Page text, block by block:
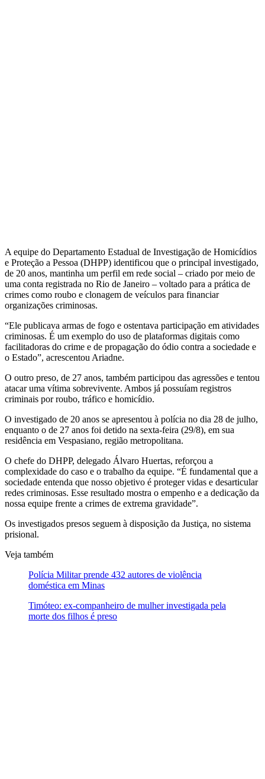
A equipe do Departamento Estadual de Investigação de Homicídios
e Proteção a Pessoa (DHPP) identificou que o principal investigado,
de 20 anos, mantinha um perfil em rede social – criado por meio de
uma conta registrada no Rio de Janeiro – voltado para a prática de
crimes como roubo e clonagem de veículos para financiar
organizações criminosas.
“Ele publicava armas de fogo e ostentava participação em atividades
criminosas. É um exemplo do uso de plataformas digitais como
facilitadoras do crime e de propagação do ódio contra a sociedade e
o Estado”, acrescentou Ariadne.
O outro preso, de 27 anos, também participou das agressões e tentou
atacar uma vítima sobrevivente. Ambos já possuíam registros
criminais por roubo, tráfico e homicídio.
O investigado de 20 anos se apresentou à polícia no dia 28 de julho,
enquanto o de 27 anos foi detido na sexta-feira (29/8), em sua
residência em Vespasiano, região metropolitana.
O chefe do DHPP, delegado Álvaro Huertas, reforçou a
complexidade do caso e o trabalho da equipe. “É fundamental que a
sociedade entenda que nosso objetivo é proteger vidas e desarticular
redes criminosas. Esse resultado mostra o empenho e a dedicação da
nossa equipe frente a crimes de extrema gravidade”.
Os investigados presos seguem à disposição da Justiça, no sistema
prisional.
Veja também
Polícia Militar prende 432 autores de violência
doméstica em Minas
Timóteo: ex-companheiro de mulher investigada pela
morte dos filhos é preso